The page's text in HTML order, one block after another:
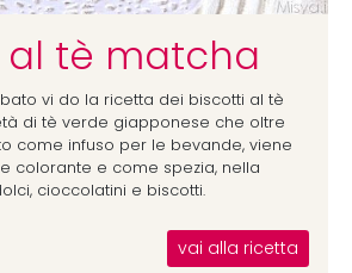
al tè matcha
vi do la ricetta dei biscotti al tè
di tè verde giapponese che oltre
come infuso per le bevande, viene
colorante e come spezia, nella
cioccolatini e biscotti.
vai alla ricetta